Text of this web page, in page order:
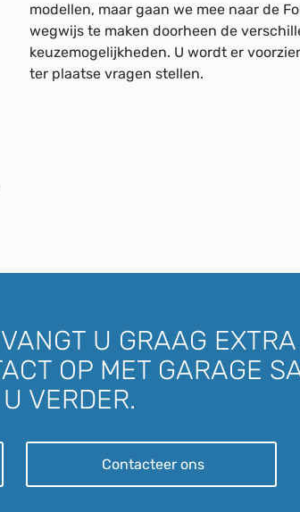
modellen, maar gaan we mee naar de
wegwijs te maken doorheen de
keuzemogelijkheden. U wordt er
ter plaatse vragen stellen.
U GRAAG
OP MET GARAGE
VERDER.
Contacteer ons